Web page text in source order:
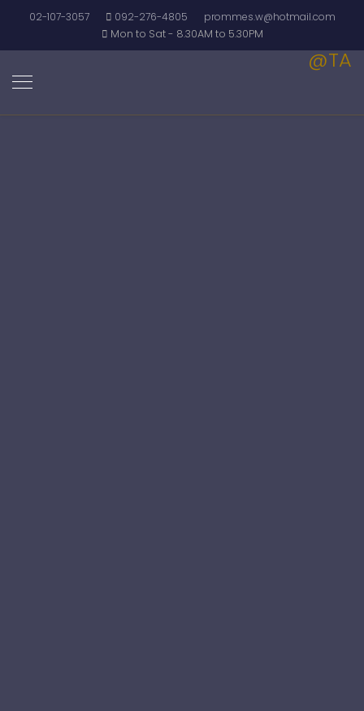
02-107-3057 092-276-4805
prommes.w@hotmail.com
Mon to Sat - 8.30AM to 5.30PM
@TA